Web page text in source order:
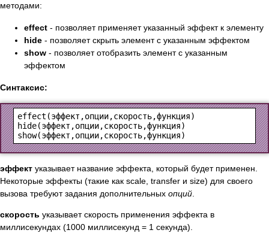
методами:
effect - позволяет применяет указанный эффект к элементу
hide - позволяет скрыть элемент с указанным эффектом
show - позволяет отобразить элемент с указанным
эффектом
Синтаксис:
effect(эффект,опции,скорость,функция)
hide(эффект,опции,скорость,функция)
эффект указывает название эффекта, который будет применен.
Некоторые эффекты (такие как scale, transfer и size) для своего
вызова требуют задания дополнительных опций
скорость указывает скорость применения эффекта в
миллисекундах (1000 миллисекунд = 1 секунда).